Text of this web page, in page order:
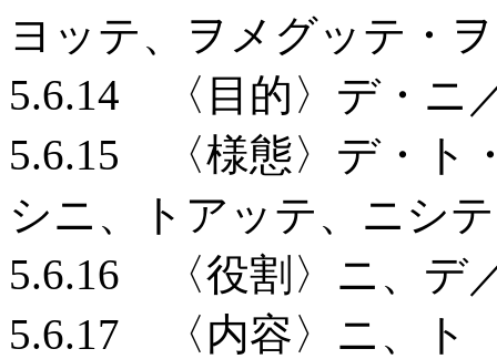
ヨッテ、ヲメグッテ・
5.6.14 〈目的〉デ・ニ
5.6.15 〈様態〉デ・ト
シニ、トアッテ、ニシテ
5.6.16 〈役割〉ニ、デ
5.6.17 〈内容〉ニ、ト